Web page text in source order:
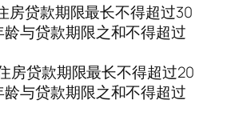
房贷款期限最长不得超过30
与贷款期限之和不得超过
房贷款期限最长不得超过20
与贷款期限之和不得超过